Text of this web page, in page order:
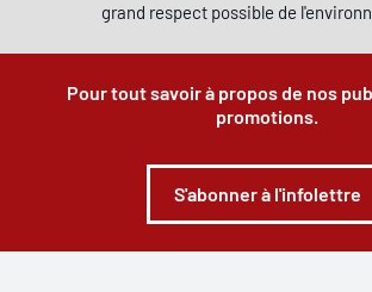
grand respect possible de
Pour tout savoir à propos de nos
promotions.
S'abonner à l'infolettre